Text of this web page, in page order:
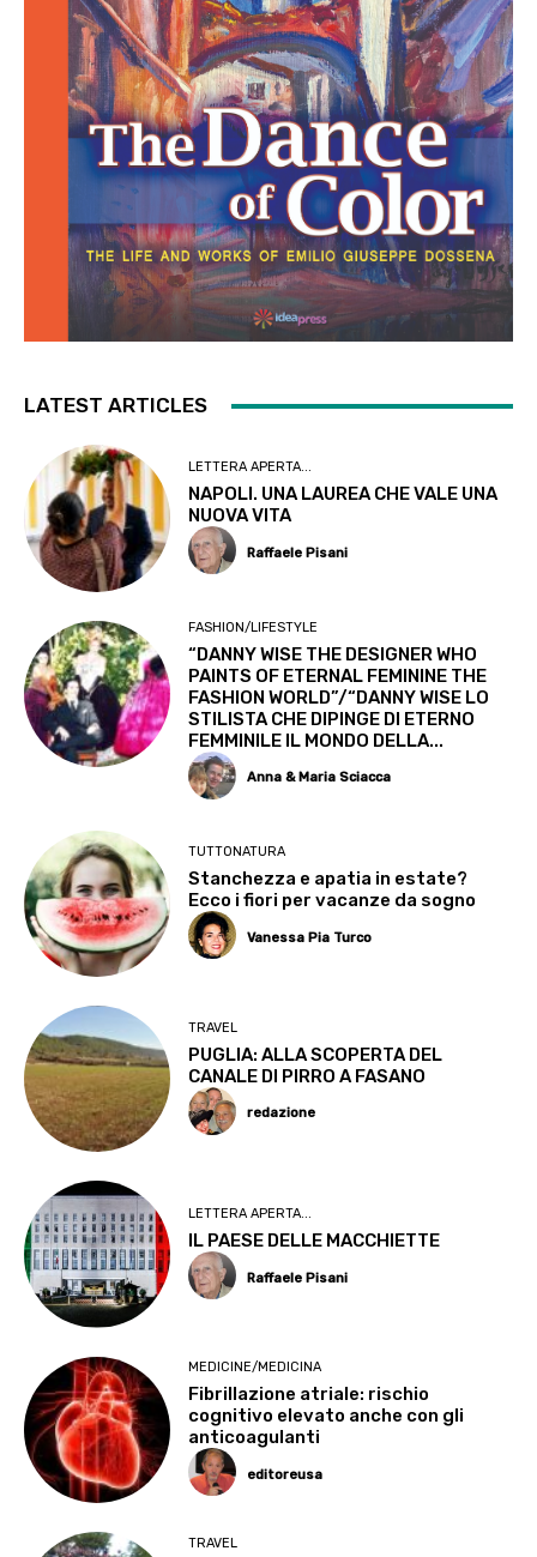
LATEST ARTICLES
LETTERA APERTA...
NAPOLI. UNA LAUREA CHE VALE UNA
NUOVA VITA
Raffaele Pisani
FASHION/LIFESTYLE
“DANNY WISE THE DESIGNER WHO
PAINTS OF ETERNAL FEMININE THE
FASHION WORLD”/“DANNY WISE LO
STILISTA CHE DIPINGE DI ETERNO
FEMMINILE IL MONDO DELLA...
Anna & Maria Sciacca
TUTTONATURA
Stanchezza e apatia in estate?
Ecco i fiori per vacanze da sogno
Vanessa Pia Turco
TRAVEL
PUGLIA: ALLA SCOPERTA DEL
CANALE DI PIRRO A FASANO
redazione
LETTERA APERTA...
IL PAESE DELLE MACCHIETTE
Raffaele Pisani
MEDICINE/MEDICINA
Fibrillazione atriale: rischio
cognitivo elevato anche con gli
anticoagulanti
editoreusa
TRAVEL